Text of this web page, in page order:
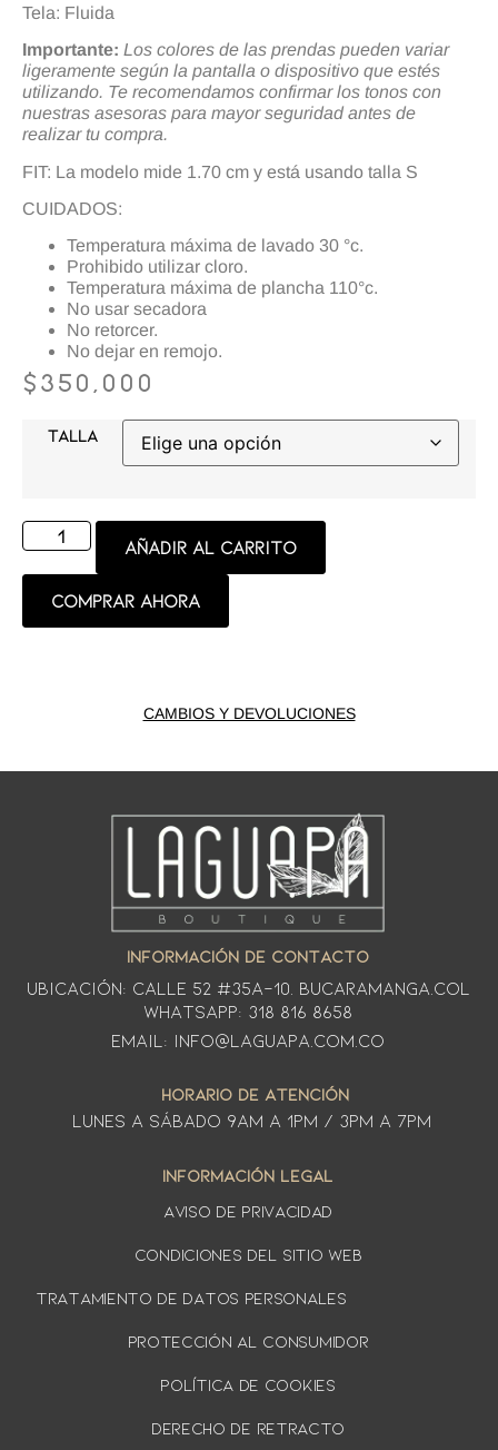
Tela: Fluida
Importante: Los colores de las prendas pueden variar
ligeramente según la pantalla o dispositivo que estés
utilizando. Te recomendamos confirmar los tonos con
nuestras asesoras para mayor seguridad antes de
realizar tu compra.
FIT: La modelo mide 1.70 cm y está usando talla S
CUIDADOS:
Temperatura máxima de lavado 30 °c.
Prohibido utilizar cloro.
Temperatura máxima de plancha 110°c.
No usar secadora
No retorcer.
No dejar en remojo.
$350,000
TALLA
Añadir al carrito
Comprar ahora
CAMBIOS Y DEVOLUCIONES
INFORMACIÓN DE CONTACTO
Ubicación: CALLE 52 #35A-10. Bucaramanga.Col
WhatsApp: 318 816 8658
Email: info@laguapa.com.co
HORARIO DE ATENCIÓN
LUNES A SÁbado 9am a 1pm / 3pm a 7pm
INFORMACIÓN LEGAL
AVISO DE PRIVACIDAD
Condiciones del sitio web
TRATAMIENTO DE DATOS PERSONALES
PROTECCIÓN AL CONSUMIDOR
Política de cookies
DERECHO DE RETRACTO